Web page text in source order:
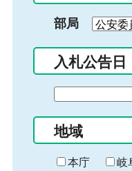
部局
入札公告日
の
始
ま
地域
本庁 岐